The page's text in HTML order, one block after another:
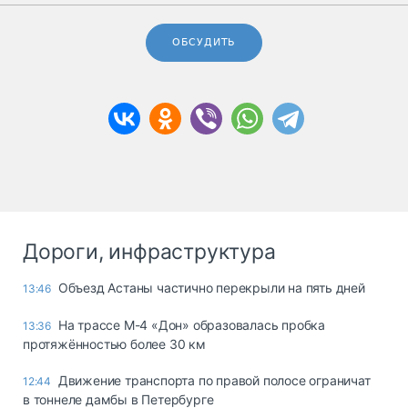
ОБСУДИТЬ
Дороги, инфраструктура
13:46 Объезд Астаны частично перекрыли на пять дней
13:36 На трассе М-4 «Дон» образовалась пробка
протяжённостью более 30 км
12:44
Движение транспорта по правой полосе ограничат
в тоннеле дамбы в Петербурге